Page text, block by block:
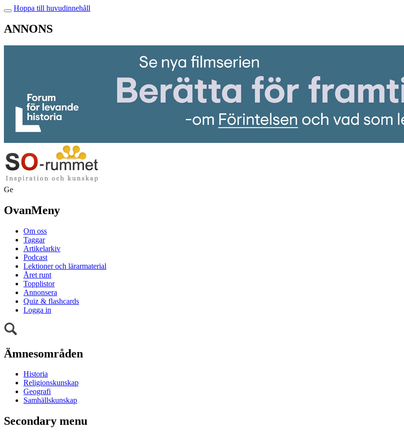
Hoppa till huvudinnehåll
ANNONS
Ge
OvanMeny
Om oss
Taggar
Artikelarkiv
Podcast
Lektioner och lärarmaterial
Året runt
Topplistor
Annonsera
Quiz & flashcards
Logga in
Ämnesområden
Historia
Religionskunskap
Geografi
Samhällskunskap
Secondary menu